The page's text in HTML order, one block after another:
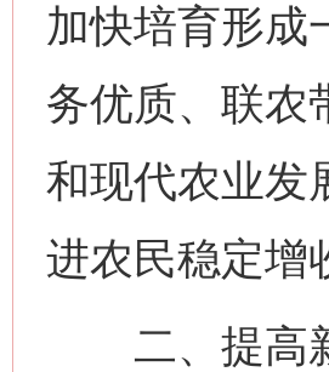
加快培育形成
务优质、联农
和现代农业发
进农民稳定增
二、提高新